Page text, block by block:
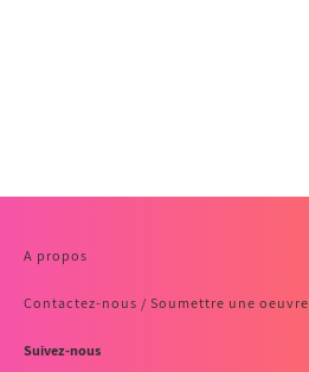
A propos
Contactez-nous / Soumettre une oeuvre
Suivez-nous